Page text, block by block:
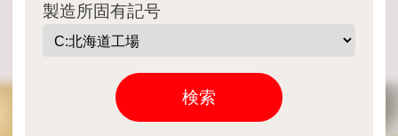
製造所固有記号
検索